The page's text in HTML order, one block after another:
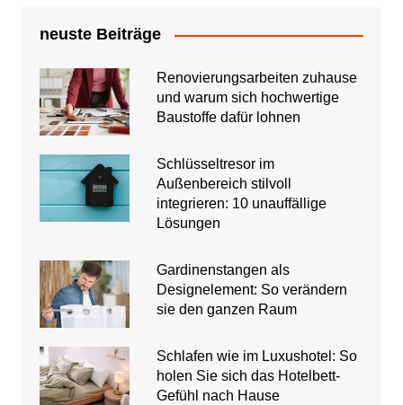
neuste Beiträge
Renovierungsarbeiten zuhause
und warum sich hochwertige
Baustoffe dafür lohnen
Schlüsseltresor im
Außenbereich stilvoll
integrieren: 10 unauffällige
Lösungen
Gardinenstangen als
Designelement: So verändern
sie den ganzen Raum
Schlafen wie im Luxushotel: So
holen Sie sich das Hotelbett-
Gefühl nach Hause